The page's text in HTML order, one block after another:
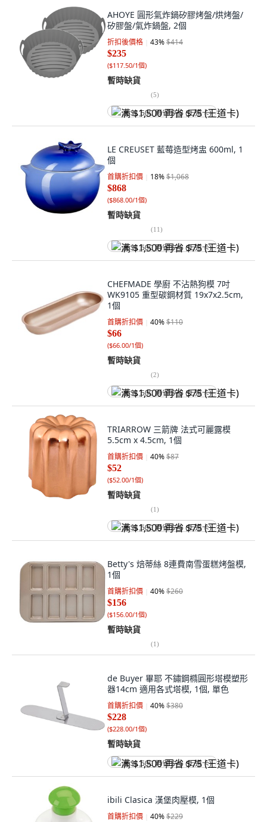
AHOYE 圓形氣炸鍋矽膠烤盤/烘烤盤/
矽膠盤/氣炸鍋盤, 2個
折扣後價格 43%$414
$235
($117.50/1個)
暫時缺貨
(5)
满 $1,500 再省 $75 (王道卡)
LE CREUSET 藍莓造型烤盅 600ml, 1
個
首購折扣價 18%$1,068
$868
($868.00/1個)
暫時缺貨
(11)
满 $1,500 再省 $75 (王道卡)
CHEFMADE 學廚 不沾熱狗模 7吋
WK9105 重型碳鋼材質 19x7x2.5cm,
1個
首購折扣價 40%$110
$66
($66.00/1個)
暫時缺貨
(2)
满 $1,500 再省 $75 (王道卡)
TRIARROW 三箭牌 法式可麗露模
5.5cm x 4.5cm, 1個
首購折扣價 40%$87
$52
($52.00/1個)
暫時缺貨
(1)
满 $1,500 再省 $75 (王道卡)
Betty's 焙蒂絲 8連費南雪蛋糕烤盤模,
1個
首購折扣價 40%$260
$156
($156.00/1個)
暫時缺貨
(1)
de Buyer 畢耶 不鏽鋼橢圓形塔模塑形
器14cm 適用各式塔模, 1個, 單色
首購折扣價 40%$380
$228
($228.00/1個)
暫時缺貨
满 $1,500 再省 $75 (王道卡)
ibili Clasica 漢堡肉壓模, 1個
首購折扣價 40%$229